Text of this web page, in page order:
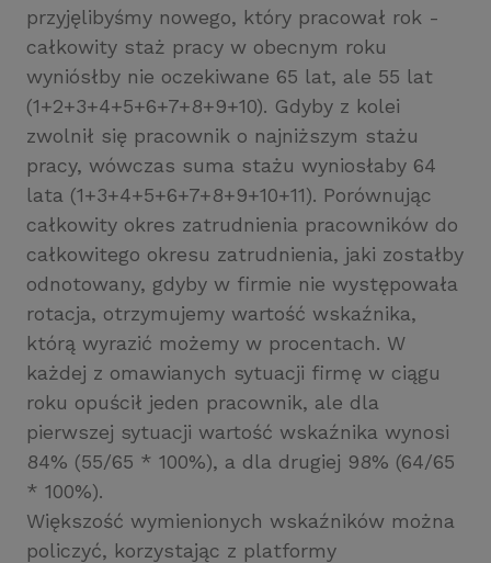
przyjęlibyśmy nowego, który pracował rok -
całkowity staż pracy w obecnym roku
wyniósłby nie oczekiwane 65 lat, ale 55 lat
(1+2+3+4+5+6+7+8+9+10). Gdyby z kolei
zwolnił się pracownik o najniższym stażu
pracy, wówczas suma stażu wyniosłaby 64
lata (1+3+4+5+6+7+8+9+10+11). Porównując
całkowity okres zatrudnienia pracowników do
całkowitego okresu zatrudnienia, jaki zostałby
odnotowany, gdyby w firmie nie występowała
rotacja, otrzymujemy wartość wskaźnika,
którą wyrazić możemy w procentach. W
każdej z omawianych sytuacji firmę w ciągu
roku opuścił jeden pracownik, ale dla
pierwszej sytuacji wartość wskaźnika wynosi
84% (55/65 * 100%), a dla drugiej 98% (64/65
* 100%).
Większość wymienionych wskaźników można
policzyć, korzystając z platformy